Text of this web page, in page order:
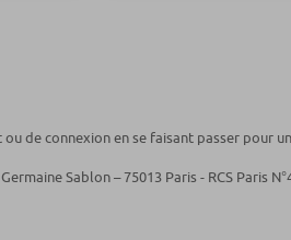
de connexion en se faisant passer pour un
Sablon – 75013 Paris - RCS Paris